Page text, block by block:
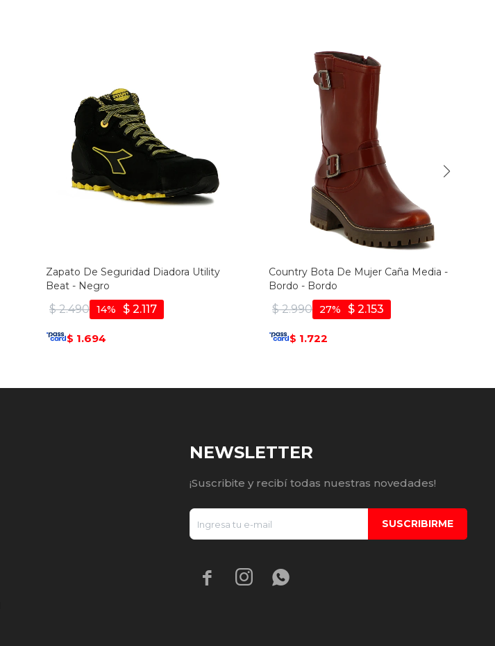
Zapato De Seguridad Diadora Utility
Beat - Negro
$ 2.490 $ 2.117
14
$ 1.694
Country Bota De Mujer Caña Media -
Bordo - Bordo
$ 2.990 $ 2.153
27
$ 1.722
NEWSLETTER
¡Suscribite y recibí todas nuestras novedades!
SUSCRIBIRME
  